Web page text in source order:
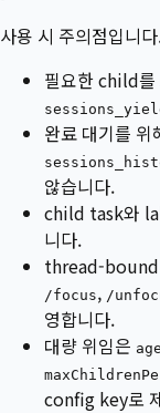
사용 시 주의점입니
필요한 child를
완료 대기를 위
않습니다.
child task와
니다.
thread-bound
/focus, /
영합니다.
대량 위임은
config key로